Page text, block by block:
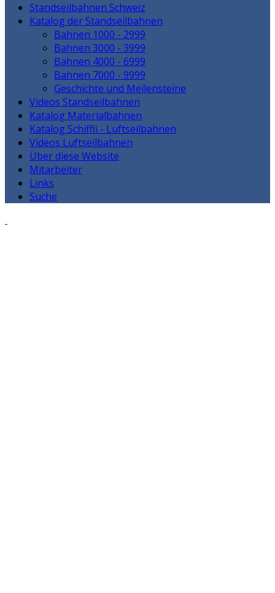
Standseilbahnen Schweiz
Katalog der Standseilbahnen
Bahnen 1000 - 2999
Bahnen 3000 - 3999
Bahnen 4000 - 6999
Bahnen 7000 - 9999
Geschichte und Meilensteine
Videos Standseilbahnen
Katalog Materialbahnen
Katalog Schiffli - Luftseilbahnen
Videos Luftseilbahnen
Über diese Website
Mitarbeiter
Links
Suche